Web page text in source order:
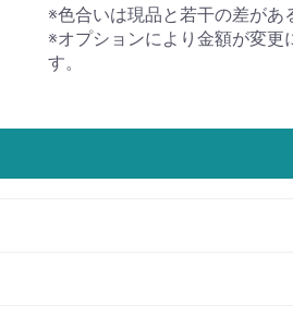
※色合いは現品と若干の差があ
※オプションにより金額が変更
す。